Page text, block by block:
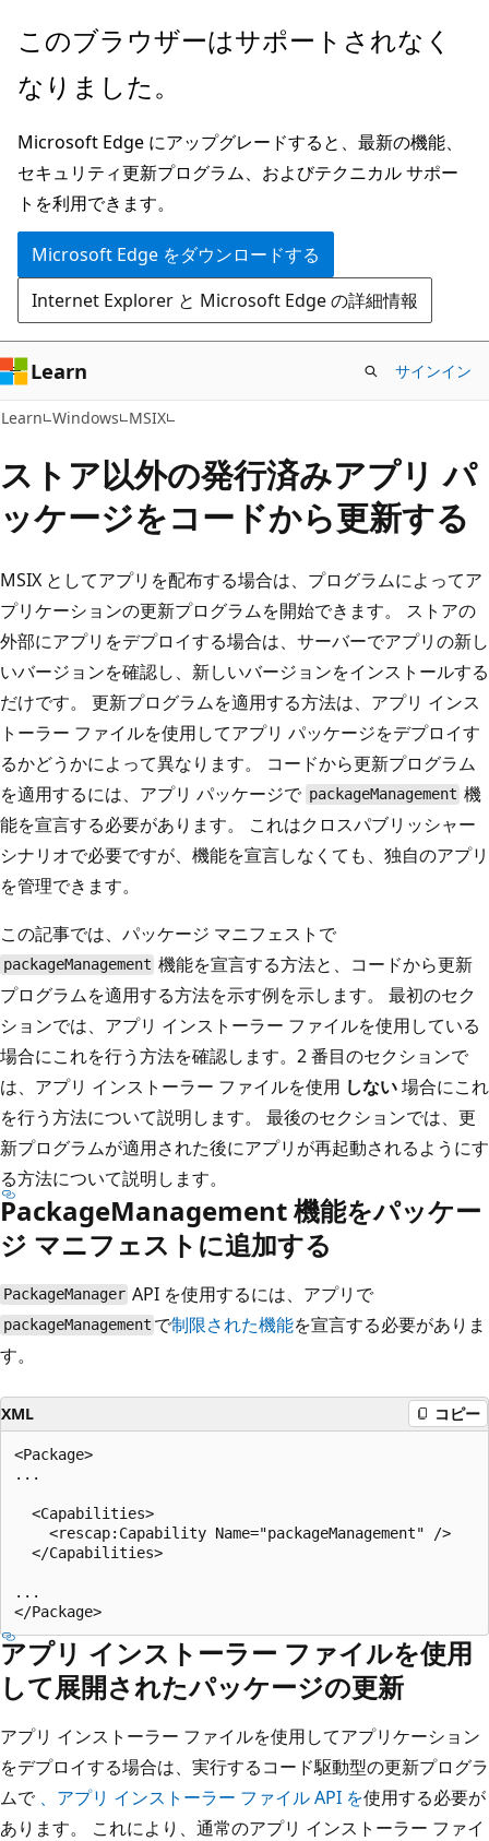
メ
ン
ン
テ
ン
ツ
に
ス
キ
ッ
プ
このブラウザーはサポートされなく
なりました。
Microsoft Edge にアップグレードすると、最新の機能、
セキュリティ更新プログラム、およびテクニカル サポー
トを利用できます。
Microsoft Edge をダウンロードする
Internet Explorer と Microsoft Edge の詳細情報
Learn サインイン
Learn Windows MSIX
ストア以外の発行済みアプリ パ
ッケージをコードから更新する
MSIX としてアプリを配布する場合は、プログラムによってア
プリケーションの更新プログラムを開始できます。 ストアの
外部にアプリをデプロイする場合は、サーバーでアプリの新し
いバージョンを確認し、新しいバージョンをインストールする
だけです。 更新プログラムを適用する方法は、アプリ インス
トーラー ファイルを使用してアプリ パッケージをデプロイす
るかどうかによって異なります。 コードから更新プログラム
を適用するには、アプリ パッケージで packageManagement 機
能を宣言する必要があります。 これはクロスパブリッシャー
シナリオで必要ですが、機能を宣言しなくても、独自のアプリ
を管理できます。
この記事では、パッケージ マニフェストで
packageManagement 機能を宣言する方法と、コードから更新
プログラムを適用する方法を示す例を示します。 最初のセク
ションでは、アプリ インストーラー ファイルを使用している
場合にこれを行う方法を確認します。2 番目のセクションで
は、アプリ インストーラー ファイルを使用 しない場合にこれ
を行う方法について説明します。 最後のセクションでは、更
新プログラムが適用された後にアプリが再起動されるようにす
る方法について説明します。
PackageManagement 機能をパッケー
ジ マニフェストに追加する
PackageManager API を使用するには、アプリで
packageManagement で制限された機能を宣言する必要がありま
す。
XML コピー
<Package>
...
  <Capabilities>
    <rescap:Capability Name="packageManagement" />
  </Capabilities>
...
アプリ インストーラー ファイルを使用
して展開されたパッケージの更新
アプリ インストーラー ファイルを使用してアプリケーション
をデプロイする場合は、実行するコード駆動型の更新プログラ
ムで 、アプリ インストーラー ファイル API を使用する必要が
あります。 これにより、通常のアプリ インストーラー ファイ